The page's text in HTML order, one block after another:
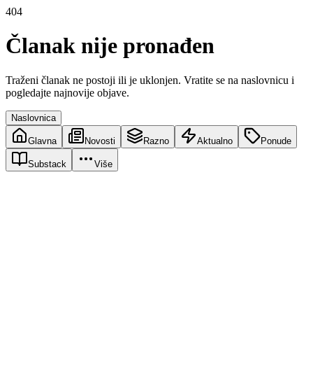
404
Članak nije pronađen
Traženi članak ne postoji ili je uklonjen. Vratite se na naslovnicu i
pogledajte najnovije objave.
Naslovnica
Glavna Novosti Razno Aktualno Ponude
Substack Više